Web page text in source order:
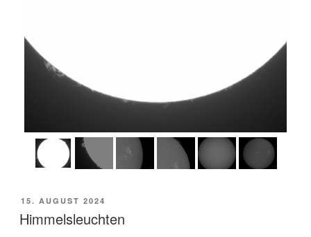
VERÖFFENTLICHT
AM
15. AUGUST 2024
Himmelsleuchten